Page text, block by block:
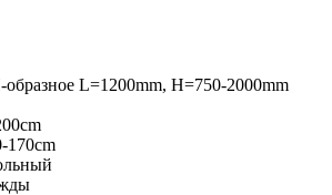
L=1200mm, H=750-2000mm
170cm